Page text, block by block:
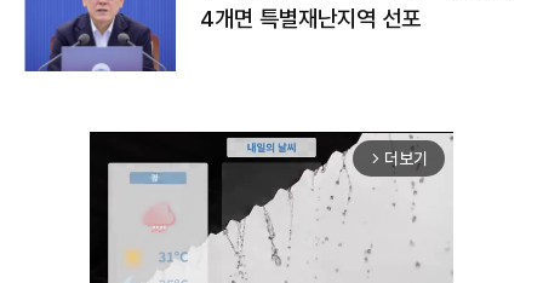
4개면 특별재난지역 선포
arrow_forward_ios 더보기